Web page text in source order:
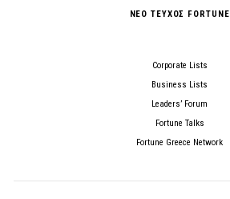
ΝΕΟ ΤΕΥΧΟΣ FORTUNE
Corporate Lists
Business Lists
Leaders’ Forum
Fortune Talks
Fortune Greece Network